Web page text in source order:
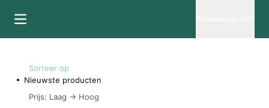
Sorteer op
Nieuwste producten
Prijs: Laag -> Hoog